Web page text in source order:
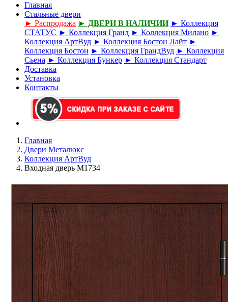
Главная
Стальные двери
► Распродажа ► ДВЕРИ В НАЛИЧИИ ► Коллекция
СТАТУС ► Коллекция Гранд ► Коллекция Милано ►
Коллекция АртВуд ► Коллекция Бостон Лайт ►
Коллекция Бостон ► Коллекция ГрандВуд ► Коллекция
Сьена ► Коллекция Бункер ► Коллекция Стандарт
Доставка
Установка
Контакты
Главная
Двери Металюкс
Коллекция АртВуд
Входная дверь М1734